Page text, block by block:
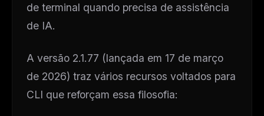
de terminal quando precisa de assistência
de IA.
A versão 2.1.77 (lançada em 17 de março
de 2026) traz vários recursos voltados para
CLI que reforçam essa filosofia: